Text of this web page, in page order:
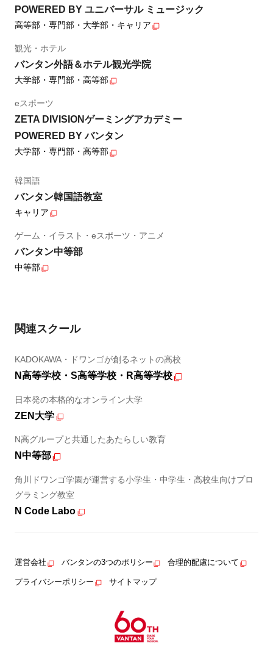
POWERED BY ユニバーサル ミュージック
高等部・専門部・大学部・キャリア
観光・ホテル
バンタン外語＆ホテル観光学院
大学部・専門部・高等部
eスポーツ
ZETA DIVISIONゲーミングアカデミー
POWERED BY バンタン
大学部・専門部・高等部
韓国語
バンタン韓国語教室
キャリア
ゲーム・イラスト・eスポーツ・アニメ
バンタン中等部
中等部
関連スクール
KADOKAWA・ドワンゴが創るネットの高校
N高等学校・S高等学校・R高等学校
日本発の本格的なオンライン大学
ZEN大学
N高グループと共通したあたらしい教育
N中等部
角川ドワンゴ学園が運営する小学生・中学生・高校生向けプロ
グラミング教室
N Code Labo
運営会社 バンタンの3つのポリシー 合理的配慮について
プライバシーポリシー サイトマップ